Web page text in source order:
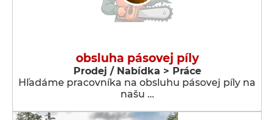
obsluha pásovej píly
Prodej / Nabídka > Práce
Hľadáme pracovníka na obsluhu pásovej píly na
našu …